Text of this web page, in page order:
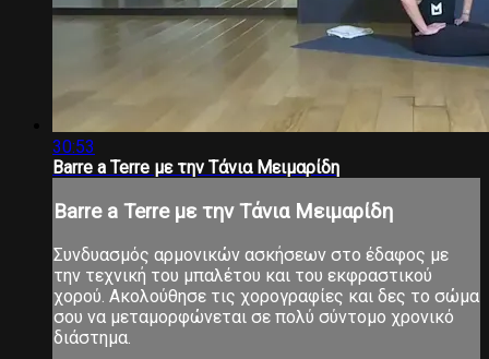
30:53
Barre a Terre με την Τάνια Μειμαρίδη
Barre a Terre με την Τάνια Μειμαρίδη
Συνδυασμός αρμονικών ασκήσεων στο έδαφος με
την τεχνική του μπαλέτου και του εκφραστικού
χορού. Ακολούθησε τις χορογραφίες και δες το σώμα
σου να μεταμορφώνεται σε πολύ σύντομο χρονικό
διάστημα.